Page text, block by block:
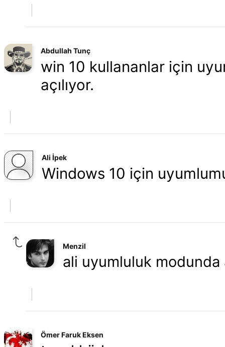
Abdullah Tunç
win 10 kullananlar için
açılıyor.
Ali İpek
Windows 10 için
Menzil
ali uyumluluk modunda
Ömer Faruk Eksen